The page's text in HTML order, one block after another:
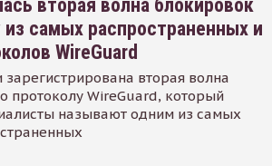
вторая волна блокировок
самых распространенных и
WireGuard
зарегистрирована вторая волна
протоколу WireGuard, который
называют одним из самых